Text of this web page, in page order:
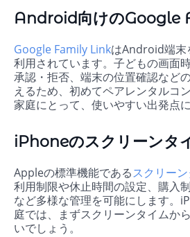
Android向けのGoogle
Google Family LinkはAndroid端末
利用されています。子どもの画面
承認・拒否、端末の位置確認など
えるため、初めてペアレンタルコ
家庭にとって、使いやすい出発点に
iPhoneのスクリーンタ
Appleの標準機能であるスクリー
利用制限や休止時間の設定、購入
など多様な管理を可能にします。
庭では、まずスクリーンタイムか
いでしょう。